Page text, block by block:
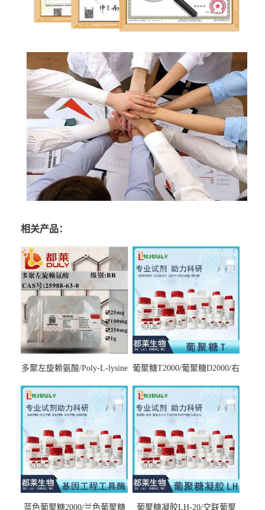
相关产品：
多聚左旋赖氨酸/Poly-L-lysine
7000，分子量7000-15000，分
子量2万～4万，分子量3～7
万，分子量7～15万，分子量
15～30万
葡聚糖T2000/葡聚糖D2000/右
蓝色葡聚糖2000/兰色葡聚糖 葡聚糖凝胶LH-20/交联葡聚